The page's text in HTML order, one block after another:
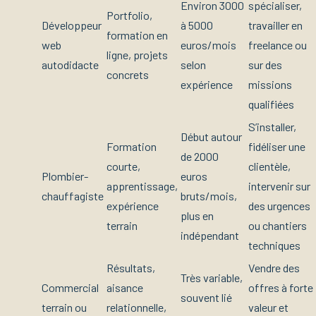
Développeur
web
autodidacte
Portfolio,
formation en
ligne, projets
concrets
Environ 3000
à 5000
euros/mois
selon
expérience
spécialiser,
travailler en
freelance ou
sur des
missions
qualifiées
Plombier-
chauffagiste
Formation
courte,
apprentissage,
expérience
terrain
Début autour
de 2000
euros
bruts/mois,
plus en
indépendant
S’installer,
fidéliser une
clientèle,
intervenir sur
des urgences
ou chantiers
techniques
Commercial
terrain ou
Résultats,
aisance
relationnelle,
Très variable,
souvent lié
Vendre des
offres à forte
valeur et